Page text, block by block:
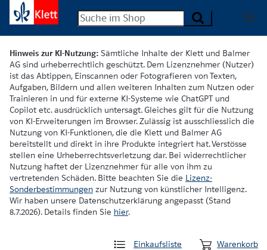
Hinweis zur KI-Nutzung: Sämtliche Inhalte der Klett und Balmer
AG sind urheberrechtlich geschützt. Dem Lizenznehmer (Nutzer)
ist das Abtippen, Einscannen oder Fotografieren von Texten,
Aufgaben, Bildern und allen weiteren Inhalten zum Nutzen oder
Trainieren in und für externe KI-Systeme wie ChatGPT und
Copilot etc. ausdrücklich untersagt. Gleiches gilt für die Nutzung
von KI-Erweiterungen im Browser. Zulässig ist ausschliesslich die
Nutzung von KI-Funktionen, die die Klett und Balmer AG
bereitstellt und direkt in ihre Produkte integriert hat. Verstösse
stellen eine Urheberrechtsverletzung dar. Bei widerrechtlicher
Nutzung haftet der Lizenznehmer für alle von ihm zu
vertretenden Schäden. Bitte beachten Sie die Lizenz-
Sonderbestimmungen zur Nutzung von künstlicher Intelligenz.
Wir haben unsere Datenschutzerklärung angepasst (Stand
8.7.2026). Details finden Sie hier.
Einkaufsliste Warenkorb